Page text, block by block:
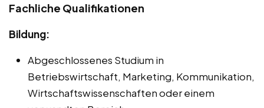
Fachliche Qualifikationen
Bildung:
Abgeschlossenes Studium in
Betriebswirtschaft, Marketing, Kommunikation,
Wirtschaftswissenschaften oder einem